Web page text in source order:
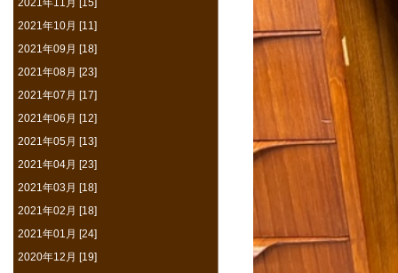
2021年11月 [15]
2021年10月 [11]
2021年09月 [18]
2021年08月 [23]
2021年07月 [17]
2021年06月 [12]
2021年05月 [13]
2021年04月 [23]
2021年03月 [18]
2021年02月 [18]
2021年01月 [24]
2020年12月 [19]